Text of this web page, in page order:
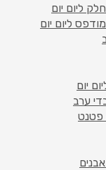
ליום יום
ליום יום
יום
ערב
פטנט